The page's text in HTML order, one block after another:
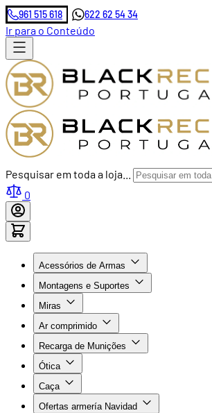
961 515 618 622 62 54 34
Ir para o Conteúdo
Pesquisar em toda a loja...
0
Acessórios de Armas
Montagens e Suportes
Miras
Ar comprimido
Recarga de Munições
Ótica
Caça
Ofertas armería Navidad